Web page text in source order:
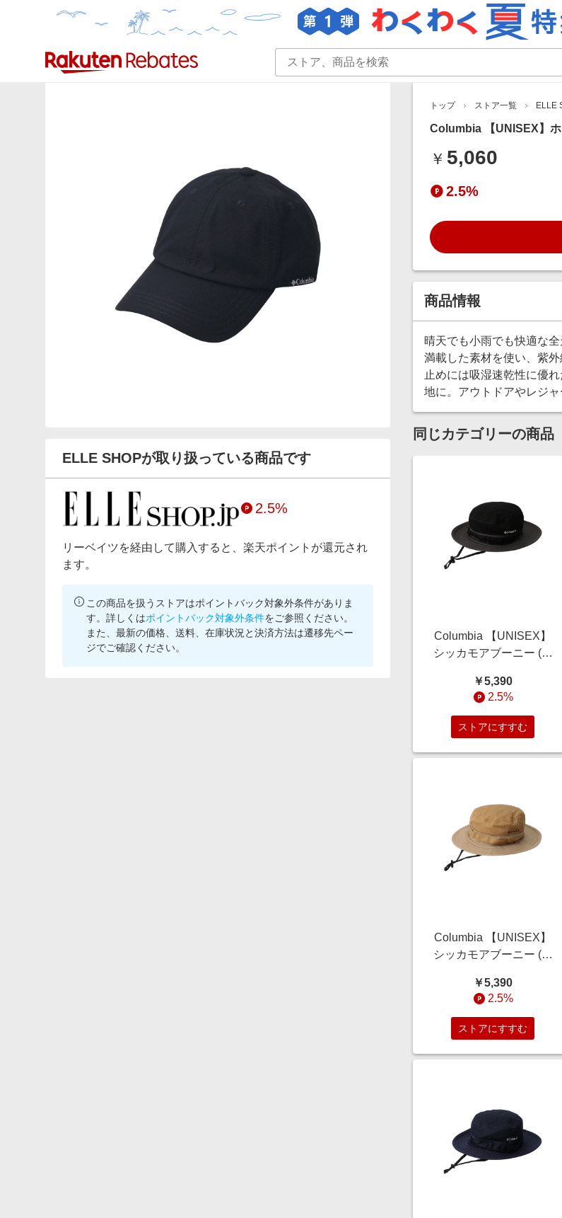
ELLE SHOPが取り扱っている商品です
2.5%
リーベイツを経由して購入すると、楽天ポイントが還元され
ます。
この商品を扱うストアはポイントバック対象外条件がありま
す。詳しくはポイントバック対象外条件をご参照ください。
また、最新の価格、送料、在庫状況と決済方法は遷移先ペー
ジでご確認ください。
トップ ストア一覧 ELLE
Columbia 【UNISEX】
￥ 5,060
2.5%
商品情報
晴天でも小雨でも快適な
満載した素材を使い、紫
止めには吸湿速乾性に優
地に。アウトドアやレジ
同じカテゴリーの商品
Columbia 【UNISEX】
シッカモアブーニー (ブ
ELLE SHOP
￥5,390
2.5%
ストアにすすむ
Columbia 【UNISEX】
シッカモアブーニー (ブ
ンビア ELLE SHOP
￥5,390
2.5%
ストアにすすむ